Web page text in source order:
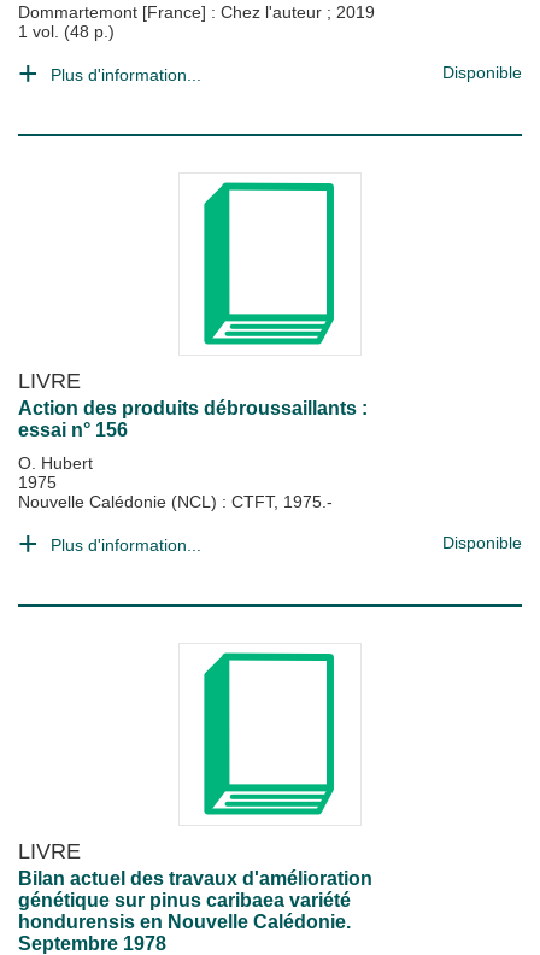
Dommartemont [France] : Chez l'auteur ; 2019
1 vol. (48 p.)
Plus d'information... Disponible
LIVRE
Action des produits débroussaillants :
essai n° 156
O. Hubert
1975
Nouvelle Calédonie (NCL) : CTFT, 1975.-
Plus d'information... Disponible
LIVRE
Bilan actuel des travaux d'amélioration
génétique sur pinus caribaea variété
hondurensis en Nouvelle Calédonie.
Septembre 1978